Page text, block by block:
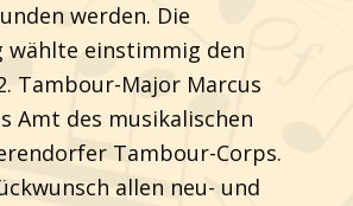
werden. Die
wählte einstimmig den
Tambour-Major Marcus
Amt des musikalischen
Tambour-Corps.
allen neu- und